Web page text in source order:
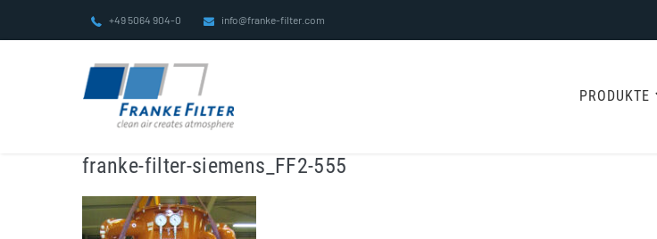
+49 5064 904-0 info@franke-filter.com
PRODUKTE
franke-filter-siemens_FF2-555